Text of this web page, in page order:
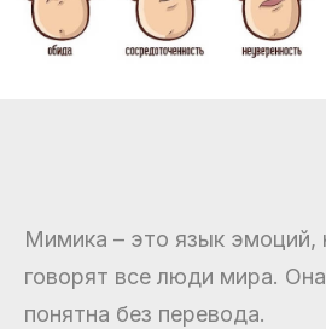
Мимика – это язык эмоций,
говорят все люди мира.
понятна без перевода.